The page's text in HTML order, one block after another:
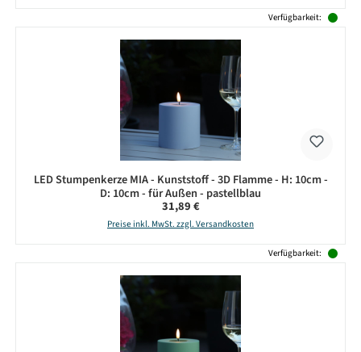
Verfügbarkeit:
LED Stumpenkerze MIA - Kunststoff - 3D Flamme - H: 10cm -
D: 10cm - für Außen - pastellblau
Regulärer Preis:
31,89 €
Preise inkl. MwSt. zzgl. Versandkosten
Verfügbarkeit: